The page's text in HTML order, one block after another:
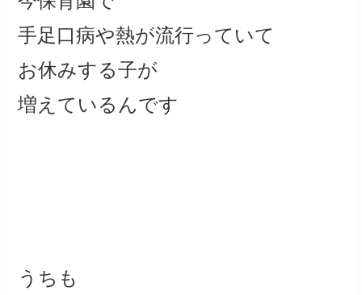
手足口病や熱が流行っていて
お休みする子が
増えているんです
うちも